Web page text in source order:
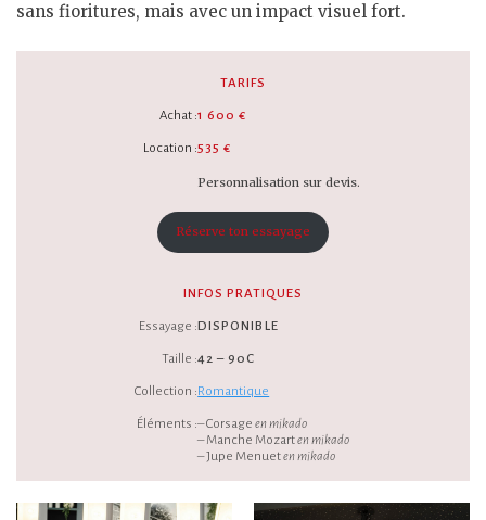
sans fioritures, mais avec un impact visuel fort.
TARIFS
Achat :
Location :
1 600 €
535 €
Personnalisation sur devis.
Réserve ton essayage
INFOS PRATIQUES
Essayage :
Taille :
Collection :
Éléments :
DISPONIBLE
42 – 90C
Romantique
– Corsageen mikado
– Manche Mozarten mikado
– Jupe Menueten mikado